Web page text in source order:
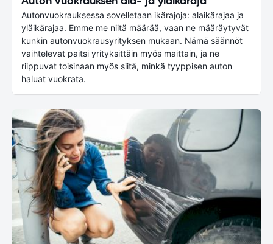
Autonvuokrauksessa sovelletaan ikärajoja: alaikärajaa ja
yläikärajaa. Emme me niitä määrää, vaan ne määräytyvät
kunkin autonvuokrausyrityksen mukaan. Nämä säännöt
vaihtelevat paitsi yrityksittäin myös maittain, ja ne
riippuvat toisinaan myös siitä, minkä tyyppisen auton
haluat vuokrata.